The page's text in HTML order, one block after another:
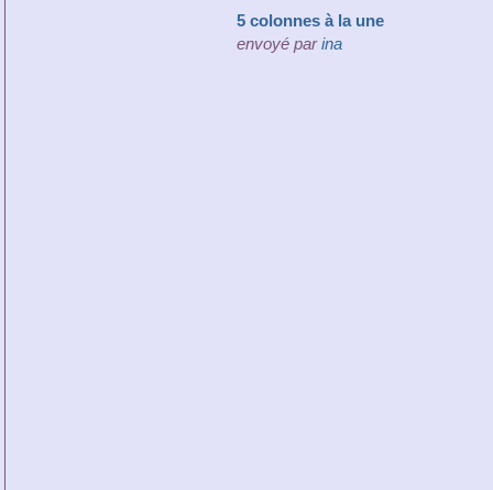
5 colonnes à la une
envoyé parina